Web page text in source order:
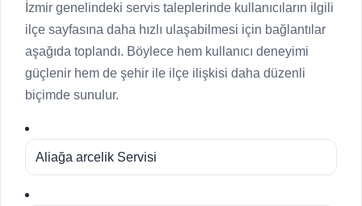
İzmir genelindeki servis taleplerinde kullanıcıların ilgili
ilçe sayfasına daha hızlı ulaşabilmesi için bağlantılar
aşağıda toplandı. Böylece hem kullanıcı deneyimi
güçlenir hem de şehir ile ilçe ilişkisi daha düzenli
biçimde sunulur.
Aliağa arcelik Servisi